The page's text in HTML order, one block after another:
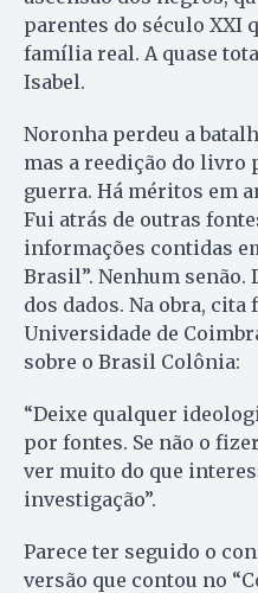
parentes do século XXI
família real. A quase
Isabel.
Noronha perdeu a
mas a reedição do livro
guerra. Há méritos em
Fui atrás de outras
informações contidas
Brasil”. Nenhum senão.
dos dados. Na obra,
Universidade de
sobre o Brasil Colônia:
“Deixe qualquer
por fontes. Se não o
ver muito do que
investigação”.
Parece ter seguido o
versão que contou no